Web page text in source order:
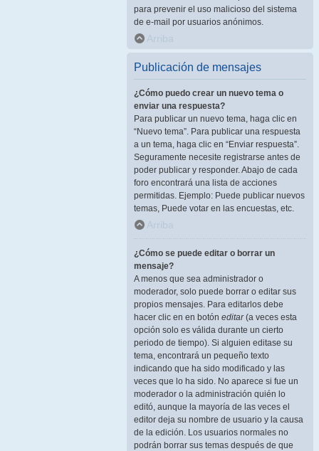
para prevenir el uso malicioso del sistema
de e-mail por usuarios anónimos.
Arriba
Publicación de mensajes
¿Cómo puedo crear un nuevo tema o
enviar una respuesta?
Para publicar un nuevo tema, haga clic en
“Nuevo tema”. Para publicar una respuesta
a un tema, haga clic en “Enviar respuesta”.
Seguramente necesite registrarse antes de
poder publicar y responder. Abajo de cada
foro encontrará una lista de acciones
permitidas. Ejemplo: Puede publicar nuevos
temas, Puede votar en las encuestas, etc.
Arriba
¿Cómo se puede editar o borrar un
mensaje?
A menos que sea administrador o
moderador, solo puede borrar o editar sus
propios mensajes. Para editarlos debe
hacer clic en en botón editar(a veces esta
opción solo es válida durante un cierto
periodo de tiempo). Si alguien editase su
tema, encontrará un pequeño texto
indicando que ha sido modificado y las
veces que lo ha sido. No aparece si fue un
moderador o la administración quién lo
editó, aunque la mayoría de las veces el
editor deja su nombre de usuario y la causa
de la edición. Los usuarios normales no
podrán borrar sus temas después de que